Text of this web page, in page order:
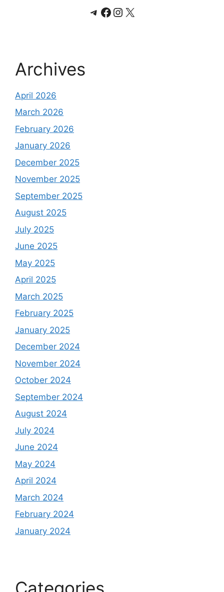
Telegram
Facebook
Instagram
X
Archives
April 2026
March 2026
February 2026
January 2026
December 2025
November 2025
September 2025
August 2025
July 2025
June 2025
May 2025
April 2025
March 2025
February 2025
January 2025
December 2024
November 2024
October 2024
September 2024
August 2024
July 2024
June 2024
May 2024
April 2024
March 2024
February 2024
January 2024